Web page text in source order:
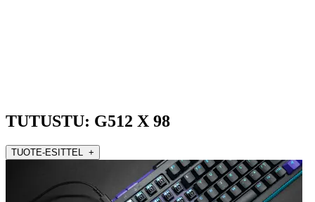
TUTUSTU: G512 X 98
TUOTE-ESITTEL +